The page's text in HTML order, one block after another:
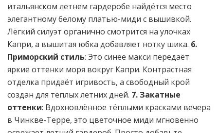
итальянском летнем гардеробе найдётся место
элегантному белому платью-миди с вышивкой.
Лёгкий силуэт органично смотрится на улочках
Капри, а вышитая юбка добавляет нотку шика. 6.
Приморский стиль: Это синее макси передаёт
яркие оттенки моря вокруг Капри. Контрастная
отделка придаёт игривость, а свободный крой
создан для тёплых летних дней. 7. Закатные
оттенки: Вдохновлённое тёплыми красками вечера
в Чинкве-Терре, это цветочное миди мгновенно